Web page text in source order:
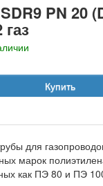
для
марок
как ПЭ 80 и ПЭ
PN 20
газ
Купить